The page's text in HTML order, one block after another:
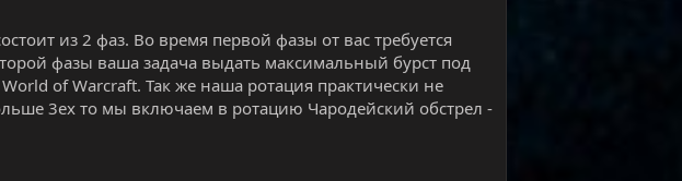
из 2 фаз. Во время первой фазы от вас требуется
фазы ваша задача выдать максимальный бурст под
of Warcraft. Так же наша ротация практически не
3ех то мы включаем в ротацию Чародейский обстрел -